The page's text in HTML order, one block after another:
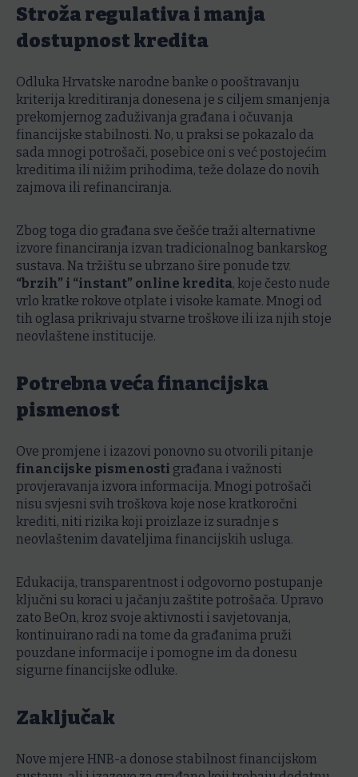
Stroža regulativa i manja
dostupnost kredita
Odluka Hrvatske narodne banke o pooštravanju
kriterija kreditiranja donesena je s ciljem smanjenja
prekomjernog zaduživanja građana i očuvanja
financijske stabilnosti. No, u praksi se pokazalo da
sada mnogi potrošači, posebice oni s već postojećim
kreditima ili nižim prihodima, teže dolaze do novih
zajmova ili refinanciranja.
Zbog toga dio građana sve češće traži alternativne
izvore financiranja izvan tradicionalnog bankarskog
sustava. Na tržištu se ubrzano šire ponude tzv.
“brzih” i “instant” online kredita, koje često nude
vrlo kratke rokove otplate i visoke kamate. Mnogi od
tih oglasa prikrivaju stvarne troškove ili iza njih stoje
neovlaštene institucije.
Potrebna veća financijska
pismenost
Ove promjene i izazovi ponovno su otvorili pitanje
financijske pismenosti građana i važnosti
provjeravanja izvora informacija. Mnogi potrošači
nisu svjesni svih troškova koje nose kratkoročni
krediti, niti rizika koji proizlaze iz suradnje s
neovlaštenim davateljima financijskih usluga.
Edukacija, transparentnost i odgovorno postupanje
ključni su koraci u jačanju zaštite potrošača. Upravo
zato BeOn, kroz svoje aktivnosti i savjetovanja,
kontinuirano radi na tome da građanima pruži
pouzdane informacije i pomogne im da donesu
sigurne financijske odluke.
Zaključak
Nove mjere HNB-a donose stabilnost financijskom